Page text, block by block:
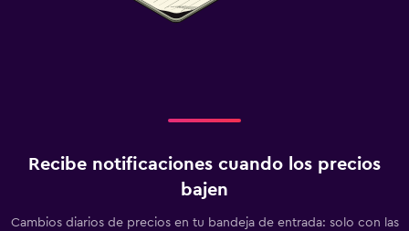
Recibe notificaciones cuando los precios
bajen
Cambios diarios de precios en tu bandeja de entrada: solo con las